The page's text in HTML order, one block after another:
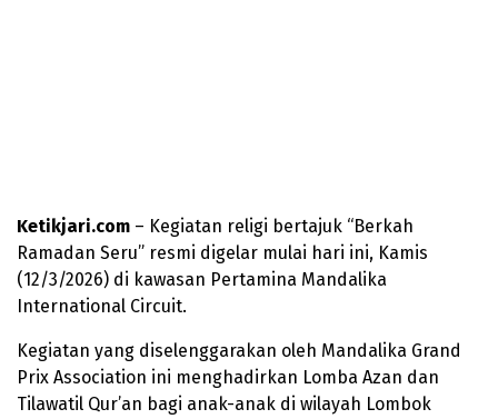
Ketikjari.com – Kegiatan religi bertajuk “Berkah
Ramadan Seru” resmi digelar mulai hari ini, Kamis
(12/3/2026) di kawasan Pertamina Mandalika
International Circuit.
Kegiatan yang diselenggarakan oleh Mandalika Grand
Prix Association ini menghadirkan Lomba Azan dan
Tilawatil Qur’an bagi anak-anak di wilayah Lombok